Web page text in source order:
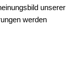
unserer
werden